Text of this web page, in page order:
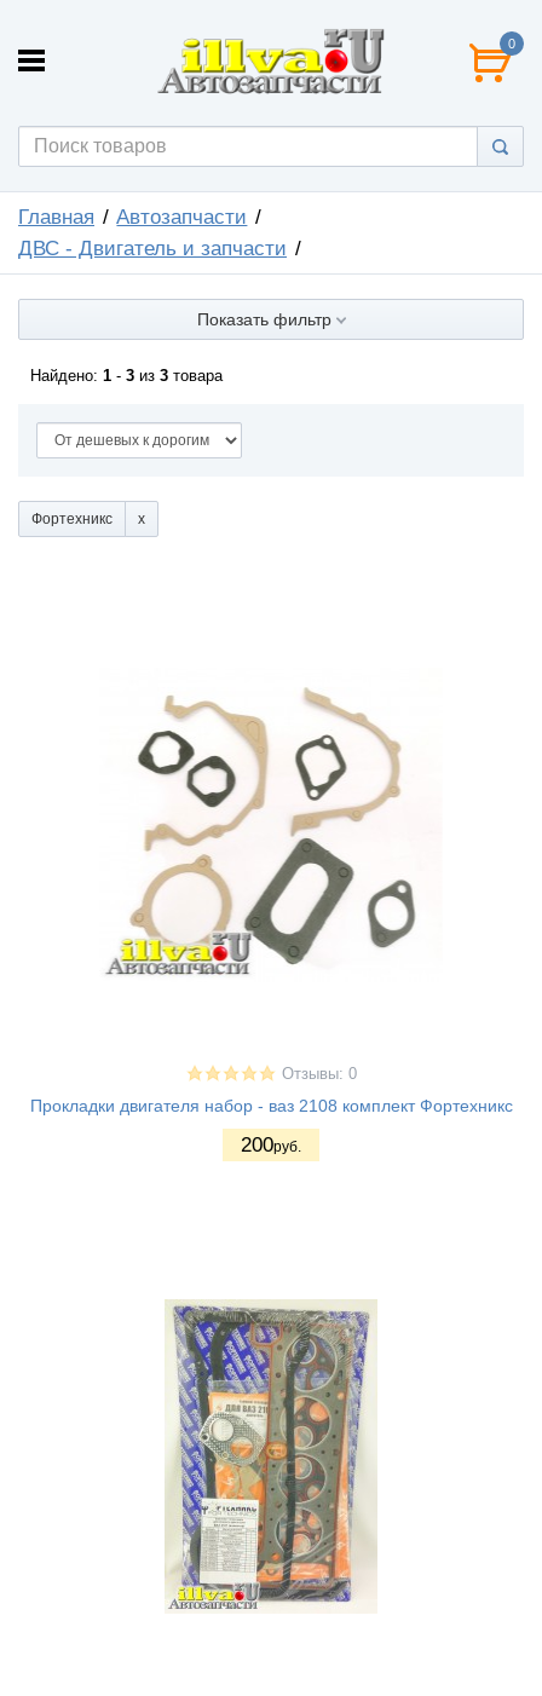
0
Главная
Автозапчасти
ДВС - Двигатель и запчасти
Показать фильтр
Найдено: 1 - 3 из 3 товара
Фортехникс
Отзывы: 0
Прокладки двигателя набор - ваз 2108 комплект Фортехникс
200руб.